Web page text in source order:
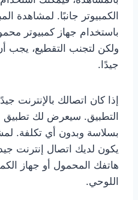
الكمبيوتر جانبًا. لمشاهدة
باستخدام جهاز كمبيوتر
ولكن لتجنب التقطيع، يجب
جيدًا.
إذا كان اتصالك بالإنترنت
التطبيق. سيعرض لك تطبيق
بسلاسة وبدون أي تكلفة.
يكون لديك اتصال إنترنت
هاتفك المحمول أو جهاز
اللوحي.